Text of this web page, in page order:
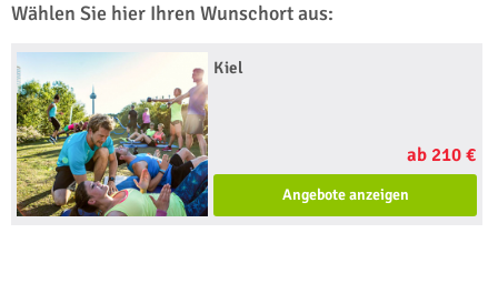
Wählen Sie hier Ihren Wunschort aus:
Kiel
ab 210 €
Angebote anzeigen